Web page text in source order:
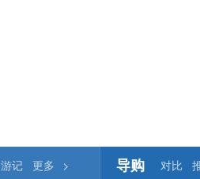
游记 更多 导购 对比